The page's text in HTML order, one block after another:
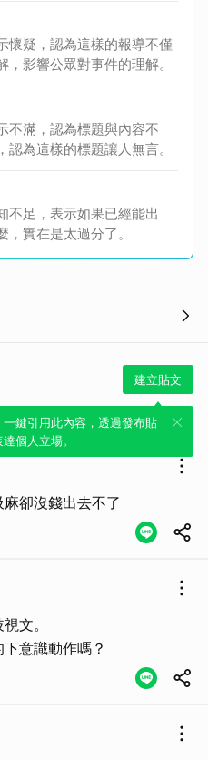
懷疑，認為這樣的報導不僅
影響公眾對事件的理解。
不滿，認為標題與內容不
為這樣的標題讓人無言。
不足，表示如果已經能出
實在是太過分了。
建立貼文
一鍵引用此內容，透過發布貼
個人立場。
卻沒錢出去不了
文。
意識動作嗎？